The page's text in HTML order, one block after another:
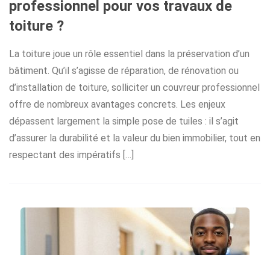
professionnel pour vos travaux de
toiture ?
La toiture joue un rôle essentiel dans la préservation d’un
bâtiment. Qu’il s’agisse de réparation, de rénovation ou
d’installation de toiture, solliciter un couvreur professionnel
offre de nombreux avantages concrets. Les enjeux
dépassent largement la simple pose de tuiles : il s’agit
d’assurer la durabilité et la valeur du bien immobilier, tout en
respectant des impératifs […]